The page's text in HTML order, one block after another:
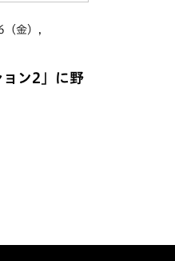
金）,
ン2」に野